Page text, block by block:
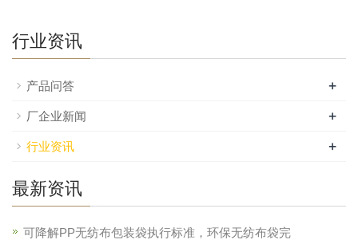
行业资讯
产品问答 +
厂企业新闻 +
行业资讯 +
最新资讯
可降解PP无纺布包装袋执行标准，环保无纺布袋完